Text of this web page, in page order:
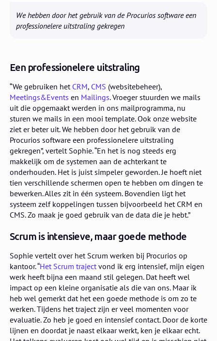
We hebben door het gebruik van de Procurios software een
professionelere uitstraling gekregen
Een professionelere uitstraling
“We gebruiken het CRM, CMS (websitebeheer),
Meetings&Events en Mailings. Vroeger stuurden we mails
uit die opgemaakt werden in ons mailprogramma, nu
sturen we mails in een mooi template. Ook onze website
ziet er beter uit. We hebben door het gebruik van de
Procurios software een professionelere uitstraling
gekregen”, vertelt Sophie. “En het is nog steeds erg
makkelijk om de systemen aan de achterkant te
onderhouden. Het is juist simpeler geworden. Je hoeft niet
tien verschillende schermen open te hebben om dingen te
bewerken. Alles zit in één systeem. Bovendien ligt het
systeem zelf koppelingen tussen bijvoorbeeld het CRM en
CMS. Zo maak je goed gebruik van de data die je hebt.”
Scrum is intensieve, maar goede methode
Sophie vertelt over het Scrum werken bij Procurios op
kantoor. “Het Scrum traject vond ik erg intensief, mijn eigen
werk heeft bijna een maand stil gelegen. Dat heeft wel
impact op een kleine organisatie als die van ons. Maar ik
heb wel gemerkt dat het een goede methode is om zo te
werken. Tijdens het traject zijn er veel momenten voor
evaluatie. Zo heb je goed en intensief contact. Door de korte
lijnen en doordat je naast elkaar werkt, ken je elkaar echt.